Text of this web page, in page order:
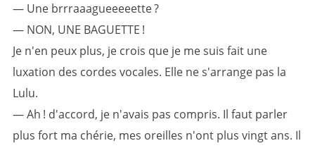
— Une brrraaagueeeeette ?
— NON, UNE BAGUETTE !
Je n'en peux plus, je crois que je me suis fait une
luxation des cordes vocales. Elle ne s'arrange pas la
Lulu.
— Ah ! d'accord, je n'avais pas compris. Il faut parler
plus fort ma chérie, mes oreilles n'ont plus vingt ans. Il